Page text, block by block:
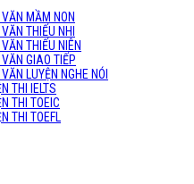
MẦM NON
THIẾU NHI
THIẾU NIÊN
GIAO TIẾP
LUYỆN NGHE NÓI
THI IELTS
THI TOEIC
THI TOEFL